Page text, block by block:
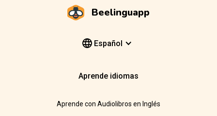
Beelinguapp
Español
Aprende idiomas
Aprende con Audiolibros en Inglés